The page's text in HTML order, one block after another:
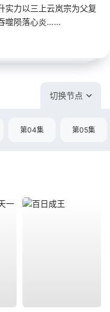
实力以三上云岚宗为父复
噬陨落心炎……
切换节点
第04集 第05集